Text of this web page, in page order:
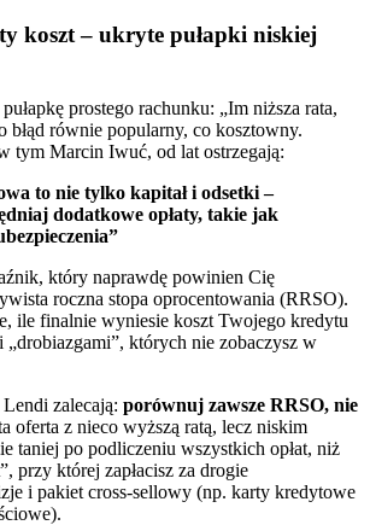
koszt – ukryte pułapki niskiej
prostego rachunku: „Im niższa rata,
błąd równie popularny, co kosztowny.
tym Marcin Iwuć, od lat ostrzegają:
to nie tylko kapitał i odsetki –
dodatkowe opłaty, takie jak
który naprawdę powinien Cię
roczna stopa oprocentowania (RRSO).
ile finalnie wyniesie koszt Twojego kredytu
których nie zobaczysz w
zalecają: porównuj zawsze RRSO, nie
oferta z nieco wyższą ratą, lecz niskim
taniej po podliczeniu wszystkich opłat, niż
przy której zapłacisz za drogie
i pakiet cross-sellowy (np. karty kredytowe